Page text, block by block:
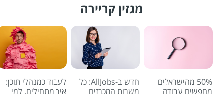
מגזין קריירה
50% מהישראלים
מחפשים עבודה
חדש ב-AllJobs: כל
משרות המכרזים
לעבוד כמנהלי תוכן:
איך מתחילים, למי